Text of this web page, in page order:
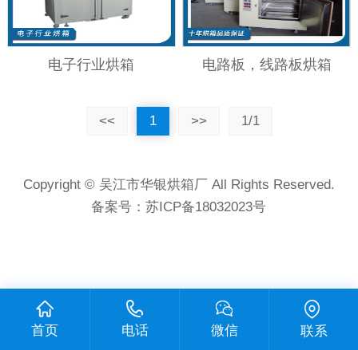
电子行业烘箱 电路板，线路板烘箱
<< 1 >> 1/1
Copyright © 吴江市华银烘箱厂 All Rights Reserved.
备案号：苏ICP备18032023号
首页 电话 微信 联系